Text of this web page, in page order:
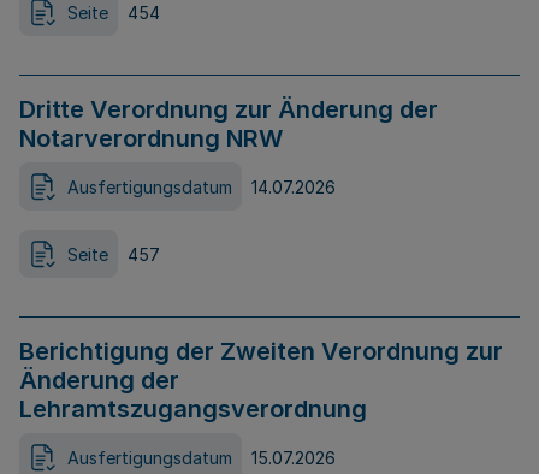
Seite 454
Dritte Verordnung zur Änderung der
Notarverordnung NRW
Ausfertigungsdatum 14.07.2026
Seite 457
Berichtigung der Zweiten Verordnung zur
Änderung der
Lehramtszugangsverordnung
Ausfertigungsdatum 15.07.2026